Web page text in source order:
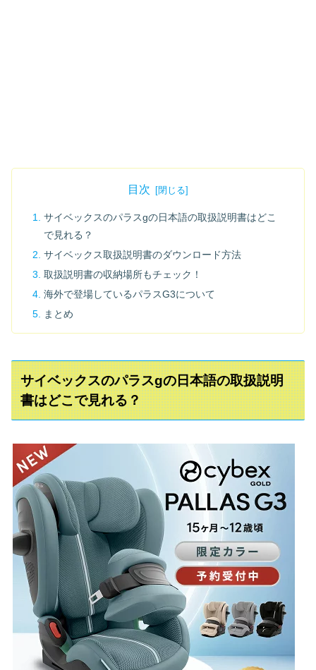
目次
サイベックスのパラスgの日本語の取扱説明書はどこ
で見れる？
サイベックス取扱説明書のダウンロード方法
取扱説明書の収納場所もチェック！
海外で登場しているパラスG3について
まとめ
サイベックスのパラスgの日本語の取扱説明
書はどこで見れる？